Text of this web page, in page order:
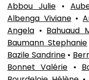
Abbou Julie•
Albenga Viviane•
Angela • Bahuaud
Baumann Stephanie
Bazile Sandrine•
Bonnet Valérie •